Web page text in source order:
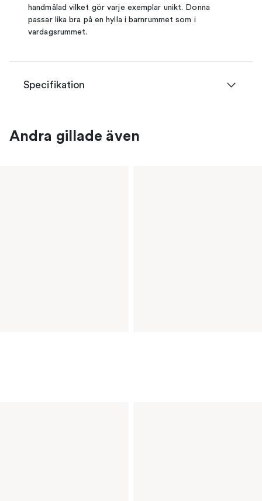
handmålad vilket gör varje exemplar unikt. Donna
passar lika bra på en hylla i barnrummet som i
vardagsrummet.
Specifikation
Andra gillade även